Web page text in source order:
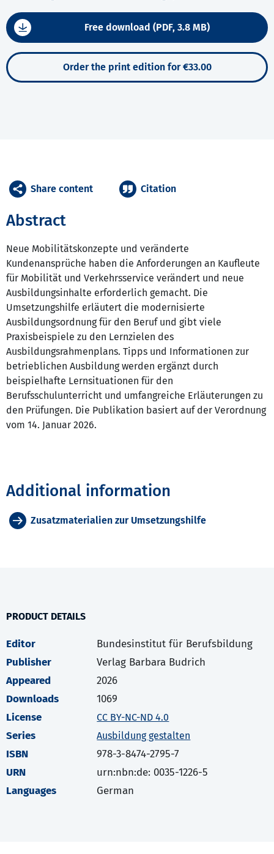
Free download (PDF, 3.8 MB)
Order the print edition for €33.00
Abstract
Neue Mobilitätskonzepte und veränderte
Kundenansprüche haben die Anforderungen an Kaufleute
für Mobilität und Verkehrsservice verändert und neue
Ausbildungsinhalte erforderlich gemacht. Die
Umsetzungshilfe erläutert die modernisierte
Ausbildungsordnung für den Beruf und gibt viele
Praxisbeispiele zu den Lernzielen des
Ausbildungsrahmenplans. Tipps und Informationen zur
betrieblichen Ausbildung werden ergänzt durch
beispielhafte Lernsituationen für den
Berufsschulunterricht und umfangreiche Erläuterungen zu
den Prüfungen. Die Publikation basiert auf der Verordnung
vom 14. Januar 2026.
Share content Citation
Additional information
Zusatzmaterialien zur Umsetzungshilfe
PRODUCT DETAILS
Editor
Bundesinstitut für Berufsbildung
Publisher
Verlag Barbara Budrich
Appeared
2026
Downloads
1069
License
CC BY-NC-ND 4.0
Series Ausbildung gestalten
ISBN
978-3-8474-2795-7
URN
urn:nbn:de: 0035-1226-5
Languages
German